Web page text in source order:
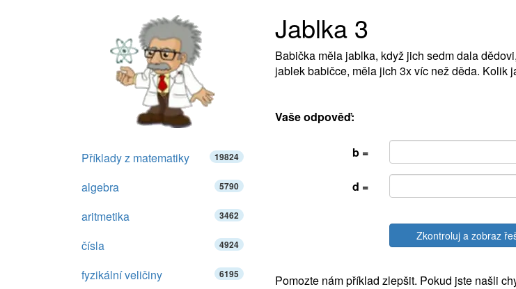
Jablka 3
Babička měla jablka, když jich sedm dala
jablek babičce, měla jich 3x víc než děda. Kolik
Vaše odpověď:
b =
d =
Zkontroluj a zobraz
Pomozte nám příklad zlepšit. Pokud jste našli
Příklady z matematiky 19824
algebra 5790
aritmetika 3462
čísla 4924
fyzikální veličiny 6195